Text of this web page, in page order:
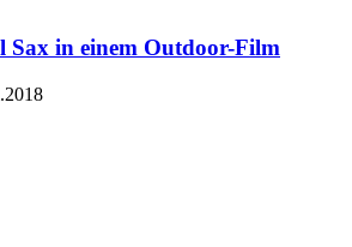
Sax in einem Outdoor-Film